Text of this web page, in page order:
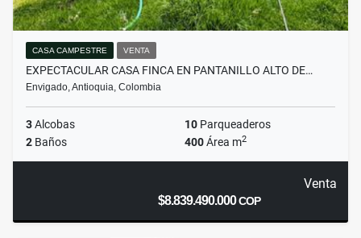
CASA CAMPESTRE VENTA
EXPECTACULAR CASA FINCA EN PANTANILLO ALTO DE…
Envigado, Antioquia, Colombia
3Alcobas 10 Parqueaderos
2 Baños 400Área m2
Venta
$8.839.490.000COP